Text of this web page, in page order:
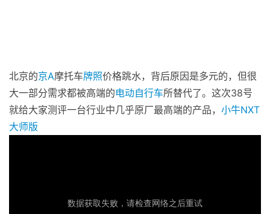
北京的京A摩托车牌照价格跳水，背后原因是多元的，但很
大一部分需求都被高端的电动自行车所替代了。这次38号
就给大家测评一台行业中几乎原厂最高端的产品， 小牛NXT
大师版